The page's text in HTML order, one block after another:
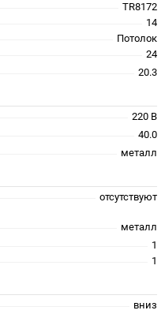
TR8172
14
Потолок
24
20.3
220 В
40.0
металл
отсутствуют
металл
1
1
вниз